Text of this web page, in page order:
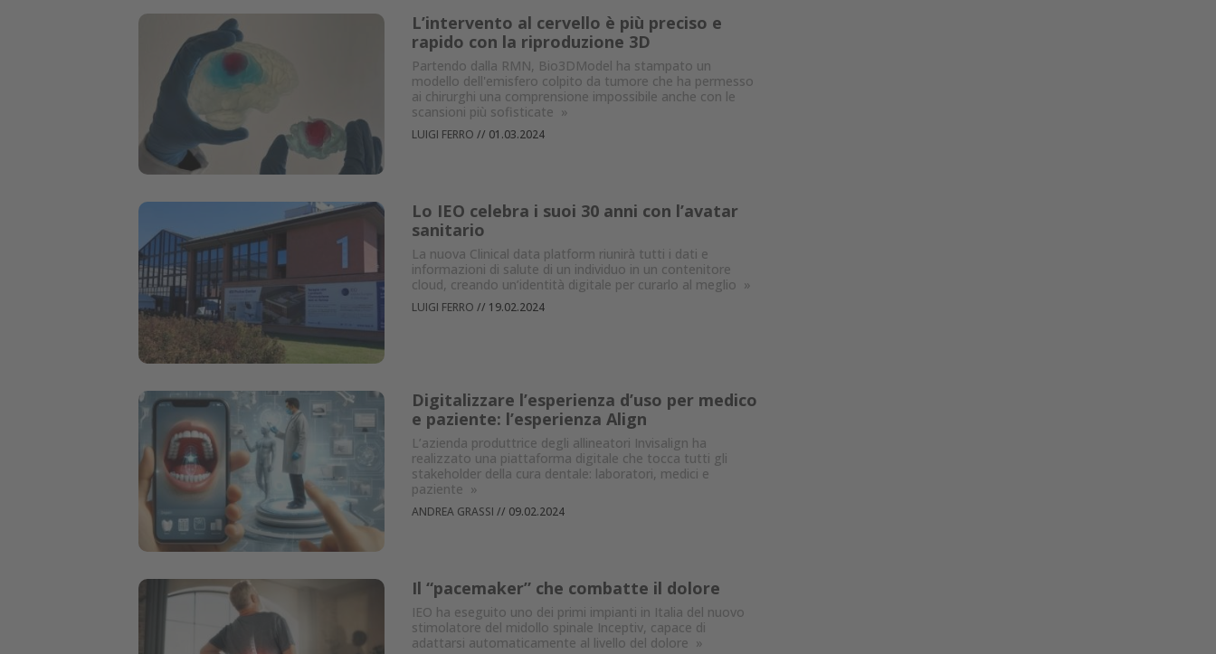
L’intervento al cervello è più preciso e
rapido con la riproduzione 3D
Partendo dalla RMN, Bio3DModel ha stampato un
modello dell'emisfero colpito da tumore che ha permesso
ai chirurghi una comprensione impossibile anche con le
scansioni più sofisticate »
LUIGI FERRO // 01.03.2024
Lo IEO celebra i suoi 30 anni con l’avatar
sanitario
La nuova Clinical data platform riunirà tutti i dati e
informazioni di salute di un individuo in un contenitore
cloud, creando un’identità digitale per curarlo al meglio »
LUIGI FERRO // 19.02.2024
Digitalizzare l’esperienza d’uso per medico
e paziente: l’esperienza Align
L’azienda produttrice degli allineatori Invisalign ha
realizzato una piattaforma digitale che tocca tutti gli
stakeholder della cura dentale: laboratori, medici e
paziente »
ANDREA GRASSI // 09.02.2024
Il “pacemaker” che combatte il dolore
IEO ha eseguito uno dei primi impianti in Italia del nuovo
stimolatore del midollo spinale Inceptiv, capace di
adattarsi automaticamente al livello del dolore »